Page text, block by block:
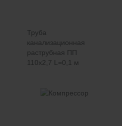
Труба
канализационная
раструбная ПП
110х2,7 L=0,1 м